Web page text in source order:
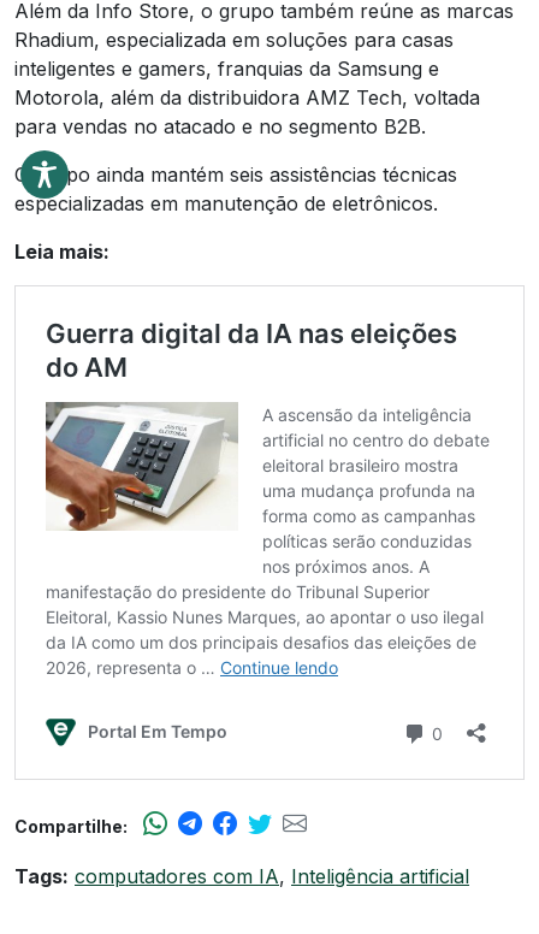
Além da Info Store, o grupo também reúne as marcas
Rhadium, especializada em soluções para casas
inteligentes e gamers, franquias da Samsung e
Motorola, além da distribuidora AMZ Tech, voltada
para vendas no atacado e no segmento B2B.
O grupo ainda mantém seis assistências técnicas
especializadas em manutenção de eletrônicos.
Leia mais:
Compartilhe:
Tags: computadores com IA, Inteligência artificial